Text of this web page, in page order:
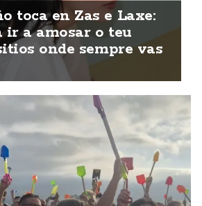
toca en Zas e Laxe:
ir a amosar o teu
onde sempre vas